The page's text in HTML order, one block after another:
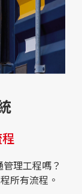
理工程嗎？
所有流程。